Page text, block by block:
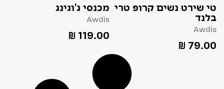
טי שירט נשים קרופ טרי
בלנד
Awdis
79.00
₪
מכנסי ג'וגינג
Awdis
119.00
₪